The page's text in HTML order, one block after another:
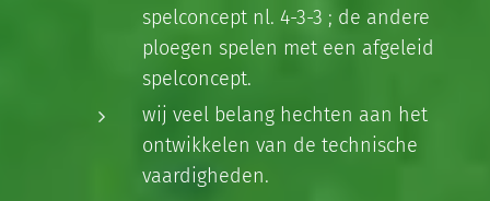
spelconcept nl. 4-3-3 ; de andere
ploegen spelen met een afgeleid
spelconcept.
wij veel belang hechten aan het
ontwikkelen van de technische
vaardigheden.